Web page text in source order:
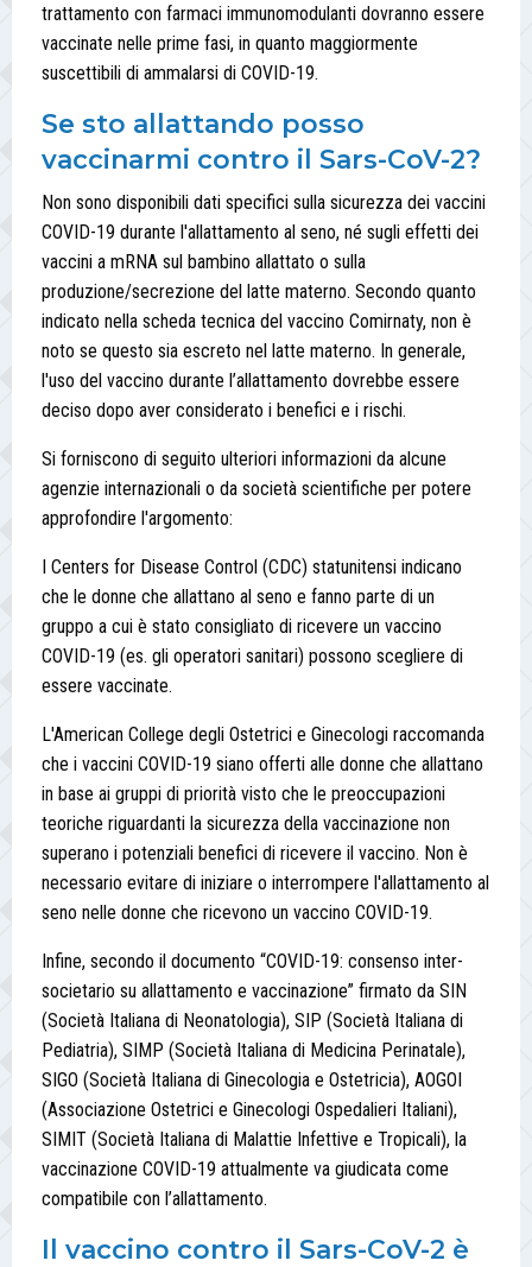
trattamento con farmaci immunomodulanti dovranno essere
vaccinate nelle prime fasi, in quanto maggiormente
suscettibili di ammalarsi di COVID-19.
Se sto allattando posso
vaccinarmi contro il Sars-CoV-2?
Non sono disponibili dati specifici sulla sicurezza dei vaccini
COVID-19 durante l'allattamento al seno, né sugli effetti dei
vaccini a mRNA sul bambino allattato o sulla
produzione/secrezione del latte materno. Secondo quanto
indicato nella scheda tecnica del vaccino Comirnaty, non è
noto se questo sia escreto nel latte materno. In generale,
l'uso del vaccino durante l’allattamento dovrebbe essere
deciso dopo aver considerato i benefici e i rischi.
Si forniscono di seguito ulteriori informazioni da alcune
agenzie internazionali o da società scientifiche per potere
approfondire l'argomento:
I Centers for Disease Control (CDC) statunitensi indicano
che le donne che allattano al seno e fanno parte di un
gruppo a cui è stato consigliato di ricevere un vaccino
COVID-19 (es. gli operatori sanitari) possono scegliere di
essere vaccinate.
L'American College degli Ostetrici e Ginecologi raccomanda
che i vaccini COVID-19 siano offerti alle donne che allattano
in base ai gruppi di priorità visto che le preoccupazioni
teoriche riguardanti la sicurezza della vaccinazione non
superano i potenziali benefici di ricevere il vaccino. Non è
necessario evitare di iniziare o interrompere l'allattamento al
seno nelle donne che ricevono un vaccino COVID-19.
Infine, secondo il documento “COVID-19: consenso inter-
societario su allattamento e vaccinazione” firmato da SIN
(Società Italiana di Neonatologia), SIP (Società Italiana di
Pediatria), SIMP (Società Italiana di Medicina Perinatale),
SIGO (Società Italiana di Ginecologia e Ostetricia), AOGOI
(Associazione Ostetrici e Ginecologi Ospedalieri Italiani),
SIMIT (Società Italiana di Malattie Infettive e Tropicali), la
vaccinazione COVID-19 attualmente va giudicata come
compatibile con l’allattamento.
Il vaccino contro il Sars-CoV-2 è